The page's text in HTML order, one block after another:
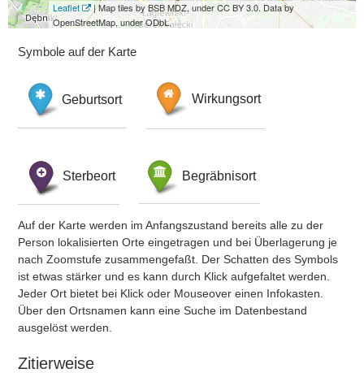
Leaflet
| Map tiles by BSB MDZ, under CC BY 3.0. Data by
OpenStreetMap, under ODbL.
Symbole auf der Karte
Geburtsort Wirkungsort
Sterbeort Begräbnisort
Auf der Karte werden im Anfangszustand bereits alle zu der
Person lokalisierten Orte eingetragen und bei Überlagerung je
nach Zoomstufe zusammengefaßt. Der Schatten des Symbols
ist etwas stärker und es kann durch Klick aufgefaltet werden.
Jeder Ort bietet bei Klick oder Mouseover einen Infokasten.
Über den Ortsnamen kann eine Suche im Datenbestand
ausgelöst werden.
Zitierweise